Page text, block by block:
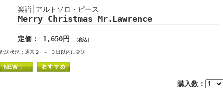
楽譜│アルトソロ・ピース
Merry Christmas Mr.Lawrence
定価： 1,650円 （税込）
配送状況：通常２ ～ ３日以内に発送
購入数：